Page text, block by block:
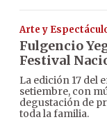
Arte y
Fulgencio
Festival
La edición 17 del
setiembre, con
degustación de
toda la familia.